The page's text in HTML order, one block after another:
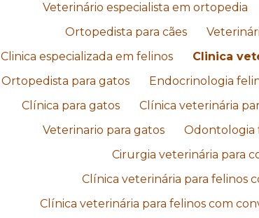
Veterinário especialista em ortopedia
Ortopedista para cães
Clinica especializada em felinos
Clinica
Ortopedista para gatos
Endocrinologia
Clínica para gatos
Clínica veterinária
Veterinario para gatos
Odontologia
Cirurgia veterinária para
Clínica veterinária para felinos
Clínica veterinária para felinos com